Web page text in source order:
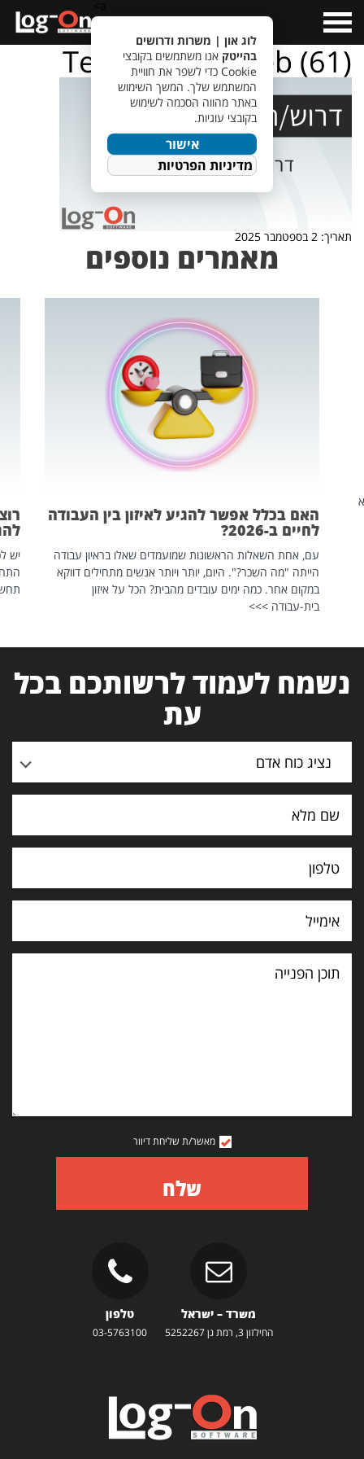
Menu
TempletJobsWeb (61)
תאריך: 2 בספטמבר 2025
מאמרים נוספים
האם בכלל אפשר להגיע לאיזון בין העבודה
לחיים ב-2026?
עם, אחת השאלות הראשונות שמועמדים שאלו בראיון עבודה
הייתה "מה השכר?". היום, יותר ויותר אנשים מתחילים דווקא
במקום אחר. כמה ימים עובדים מהבית? הכל על איזון
בית-עבודה >>>
יש
נשמח לעמוד לרשותכם בכל
עת
נציג כוח אדם
תוכן
הפנייה
מאשר/ת שליחת דיוור
שלח
משרד – ישראל
החילזון 3, רמת גן 5252267
טלפון
03-5763100
לוג און | משרות ודרושים
בהייטק אנו משתמשים בקובצי
Cookie כדי לשפר את חוויית
המשתמש שלך. המשך השימוש
באתר מהווה הסכמה לשימוש
בקובצי עוגיות.
אישור
מדיניות הפרטיות